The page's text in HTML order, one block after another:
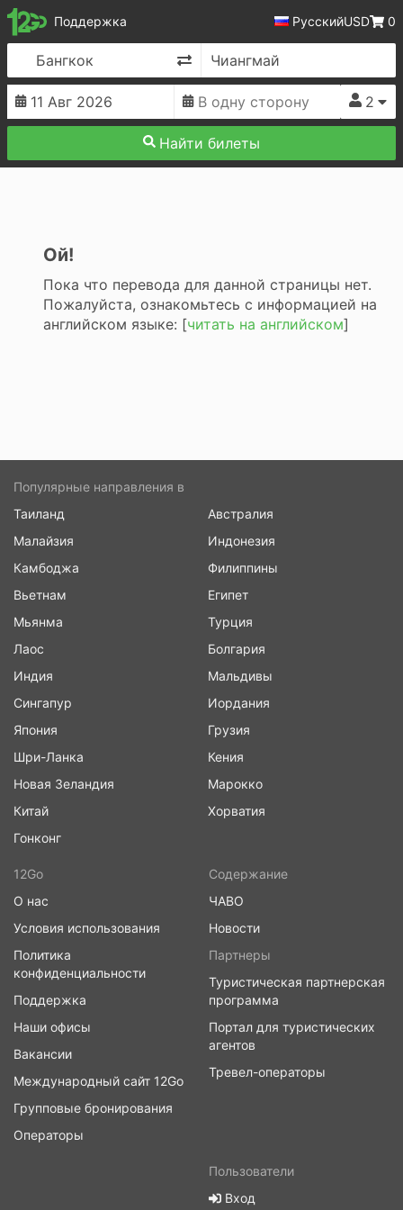
12Go Поддержка РусскийUSD 0
Изменить направление
2
Найти билеты
Ой!
Пока что перевода для данной страницы нет.
Пожалуйста, ознакомьтесь с информацией на
английском языке: [читать на английском]
12Go
О нас
Условия использования
Политика
конфиденциальности
Поддержка
Наши офисы
Вакансии
Международный сайт 12Go
Групповые бронирования
Операторы
Содержание
ЧАВО
Новости
Партнеры
Туристическая партнерская
программа
Портал для туристических
агентов
Тревел-операторы
Популярные направления в
Таиланд
Малайзия
Камбоджа
Вьетнам
Мьянма
Лаос
Индия
Сингапур
Япония
Шри-Ланка
Новая Зеландия
Китай
Гонконг
Австралия
Индонезия
Филиппины
Египет
Турция
Болгария
Мальдивы
Иордания
Грузия
Кения
Марокко
Хорватия
Пользователи
Вход